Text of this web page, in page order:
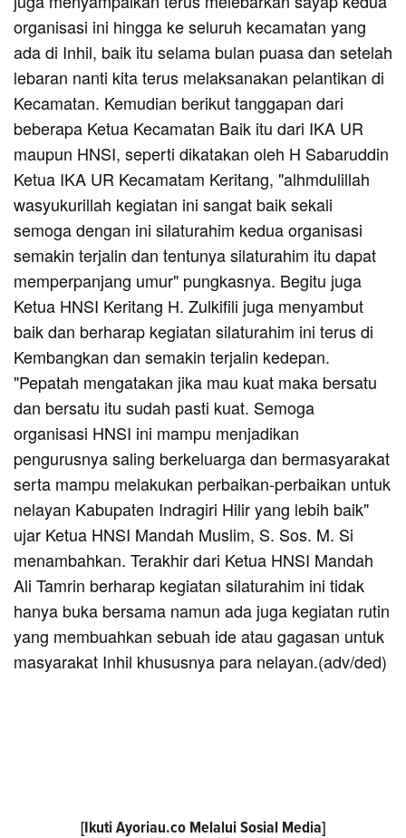
organisasi ini hingga ke seluruh kecamatan yang
ada di Inhil, baik itu selama bulan puasa dan setelah
lebaran nanti kita terus melaksanakan pelantikan di
Kecamatan. Kemudian berikut tanggapan dari
beberapa Ketua Kecamatan Baik itu dari IKA UR
maupun HNSI, seperti dikatakan oleh H Sabaruddin
Ketua IKA UR Kecamatam Keritang, "alhmdulillah
wasyukurillah kegiatan ini sangat baik sekali
semoga dengan ini silaturahim kedua organisasi
semakin terjalin dan tentunya silaturahim itu dapat
memperpanjang umur" pungkasnya. Begitu juga
Ketua HNSI Keritang H. Zulkifili juga menyambut
baik dan berharap kegiatan silaturahim ini terus di
Kembangkan dan semakin terjalin kedepan.
"Pepatah mengatakan jika mau kuat maka bersatu
dan bersatu itu sudah pasti kuat. Semoga
organisasi HNSI ini mampu menjadikan
pengurusnya saling berkeluarga dan bermasyarakat
serta mampu melakukan perbaikan-perbaikan untuk
nelayan Kabupaten Indragiri Hilir yang lebih baik"
ujar Ketua HNSI Mandah Muslim, S. Sos. M. Si
menambahkan. Terakhir dari Ketua HNSI Mandah
Ali Tamrin berharap kegiatan silaturahim ini tidak
hanya buka bersama namun ada juga kegiatan rutin
yang membuahkan sebuah ide atau gagasan untuk
masyarakat Inhil khususnya para nelayan.(adv/ded)
[Ikuti Ayoriau.co Melalui Sosial Media]